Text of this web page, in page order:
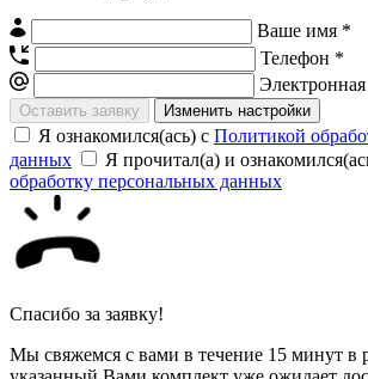
Ваше имя *
Телефон *
Электронная
Изменить настройки
Я ознакомился(ась) с Политикой
данных
Я прочитал(а) и
обработку персональных данных
Спасибо за заявку!
Мы свяжемся с вами в течение 15 минут в